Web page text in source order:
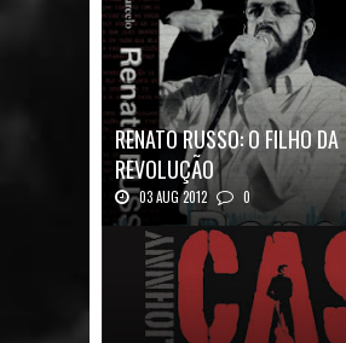
RENATO RUSSO: O FILHO DA
REVOLUÇÃO
03 AUG 2012 0
Renato Russo: O Filho da Revolução